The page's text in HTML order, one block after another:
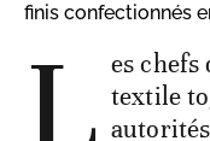
finis confectionnés
es chefs
textile